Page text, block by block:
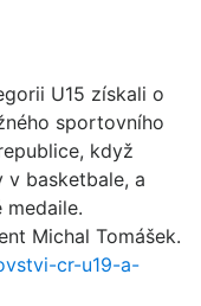
U15 získali o
sportovního
když
basketbale, a
Michal Tomášek.
cr-u19-a-